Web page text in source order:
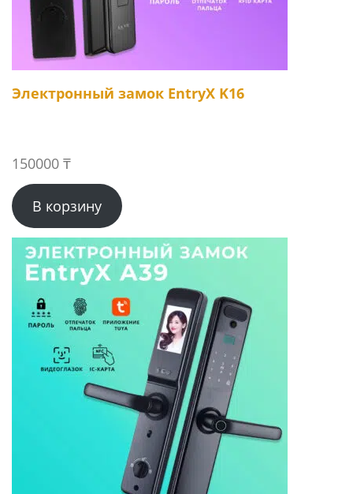
Электронный замок EntryX K16
150000 ₸
В корзину